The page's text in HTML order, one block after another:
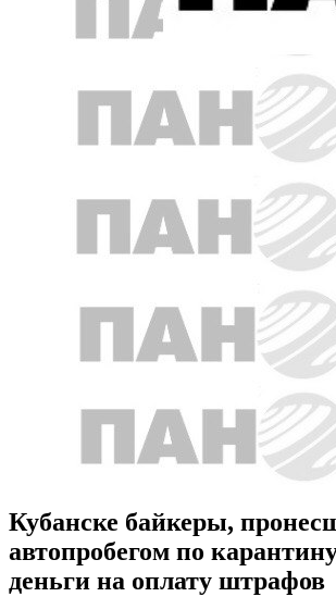
Кубанске байкеры,
автопробегом по
деньги на оплату штрафов